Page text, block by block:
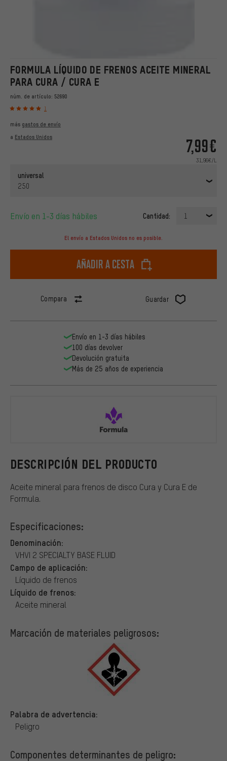
FORMULA LÍQUIDO DE FRENOS ACEITE MINERAL
PARA CURA / CURA E
núm. de artículo: 52690
1
7,99€
31,96€/L
más gastos de envío
a Estados Unidos
universal
250
Envío en 1-3 días hábiles Cantidad: 1
El envío a Estados Unidos no es posible.
Añadir a cesta
Compara Guardar
DESCRIPCIÓN DEL PRODUCTO
Aceite mineral para frenos de disco Cura y Cura E de
Formula.
Especificaciones:
Denominación:
VHVI 2 SPECIALTY BASE FLUID
Campo de aplicación:
Líquido de frenos
Líquido de frenos:
Aceite mineral
Marcación de materiales peligrosos:
Palabra de advertencia:
Peligro
Componentes determinantes de peligro:
Envío en 1-3 días hábiles
100 días devolver
Devolución gratuita
Más de 25 años de experiencia